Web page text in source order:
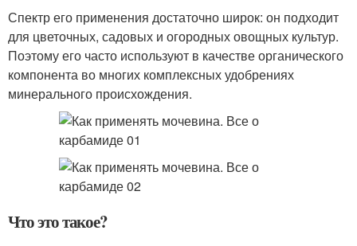
Спектр его применения достаточно широк: он подходит
для цветочных, садовых и огородных овощных культур.
Поэтому его часто используют в качестве органического
компонента во многих комплексных удобрениях
минерального происхождения.
Что это такое?